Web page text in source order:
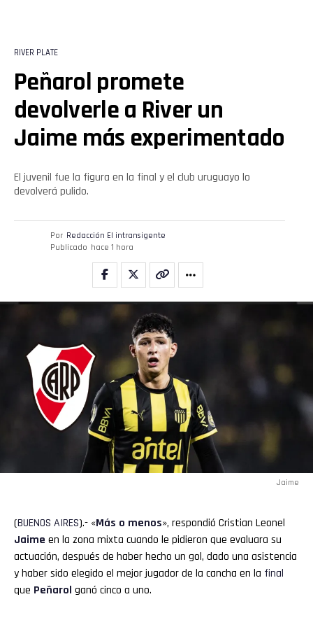
RIVER PLATE
Peñarol promete
devolverle a River un
Jaime más experimentado
El juvenil fue la figura en la final y el club uruguayo lo
devolverá pulido.
Por Redacción El intransigente
Publicado hace 1 hora
Jaime
(BUENOS AIRES).- «Más o menos», respondió Cristian Leonel
Jaime en la zona mixta cuando le pidieron que evaluara su
actuación, después de haber hecho un gol, dado una asistencia
y haber sido elegido el mejor jugador de la cancha en la final
que Peñarol ganó cinco a uno.